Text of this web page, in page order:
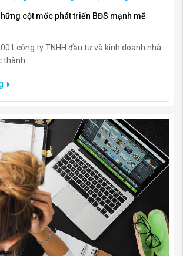
cột mốc phát triển BĐS mạnh mẽ
công ty TNHH đầu tư và kinh doanh nhà